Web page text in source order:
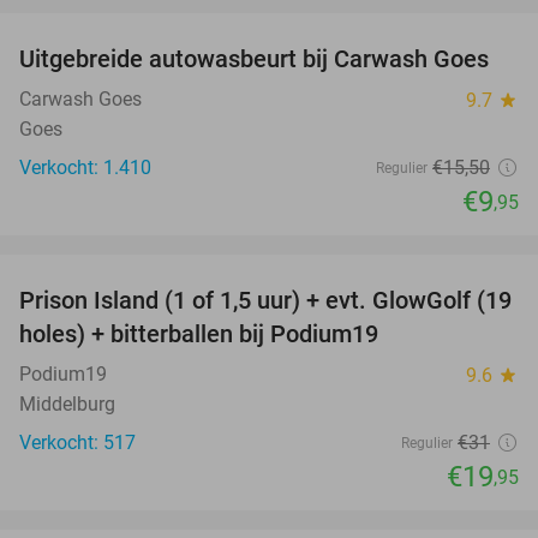
36%
Uitgebreide autowasbeurt bij Carwash Goes
Carwash Goes 9.7 star
Goes
Verkocht: 1.410
Regulier €15,50
€9,95
36%
Prison Island (1 of 1,5 uur) + evt. GlowGolf (19
holes) + bitterballen bij Podium19
Podium19 9.6 star
Middelburg
Verkocht: 517
Regulier €31
€19,95